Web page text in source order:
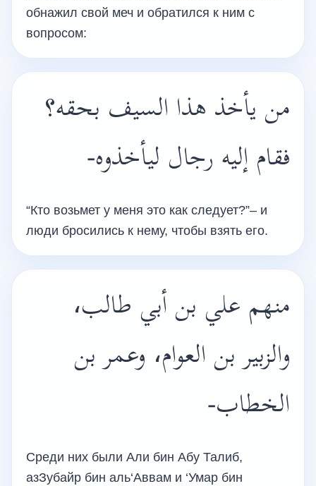
обнажил свой меч и обратился к ним с
вопросом:
من يأخذ هذا السيف بحقه؟
فقام إليه رجال ليأخذوه-
“Кто возьмет у меня это как следует?”– и
люди бросились к нему, чтобы взять его.
منهم علي بن أبي طالب،
والزبير بن العوام، وعمر بن
الخطاب-
Среди них были Али бин Абу Талиб,
азЗубайр бин аль‘Аввам и ‘Умар бин